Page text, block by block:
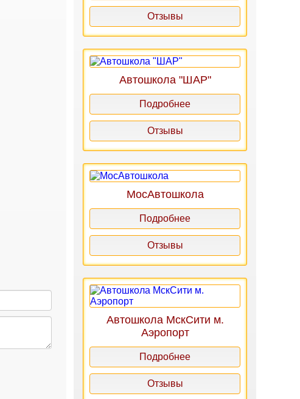
Отзывы
Автошкола "ШАР"
Подробнее
Отзывы
МосАвтошкола
Подробнее
Отзывы
Автошкола МскСити м.
Аэропорт
Подробнее
Отзывы